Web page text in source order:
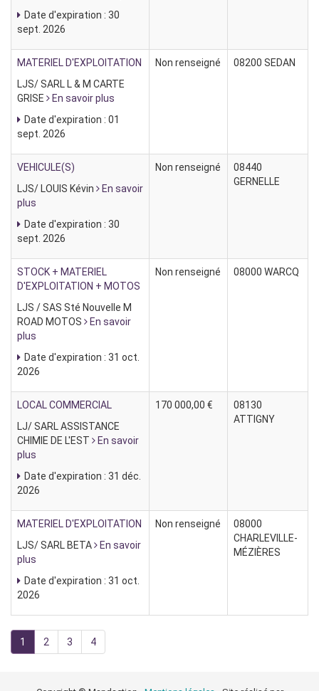
Date d'expiration : 30
sept. 2026
MATERIEL D'EXPLOITATION
LJS/ SARL L & M CARTE
GRISE
En savoir plus
Date d'expiration : 01
sept. 2026
Non renseigné 08200 SEDAN
VEHICULE(S)
LJS/ LOUIS Kévin
En savoir
plus
Date d'expiration : 30
sept. 2026
Non renseigné
08440
GERNELLE
STOCK + MATERIEL
D'EXPLOITATION + MOTOS
LJS / SAS Sté Nouvelle M
ROAD MOTOS
En savoir
plus
Date d'expiration : 31 oct.
2026
Non renseigné 08000 WARCQ
LOCAL COMMERCIAL
LJ/ SARL ASSISTANCE
CHIMIE DE L'EST
En savoir
plus
Date d'expiration : 31 déc.
2026
170 000,00 €
08130
ATTIGNY
MATERIEL D'EXPLOITATION
LJS/ SARL BETA
En savoir
plus
Date d'expiration : 31 oct.
2026
Non renseigné
08000
CHARLEVILLE-
MÉZIÈRES
1 2 3 4